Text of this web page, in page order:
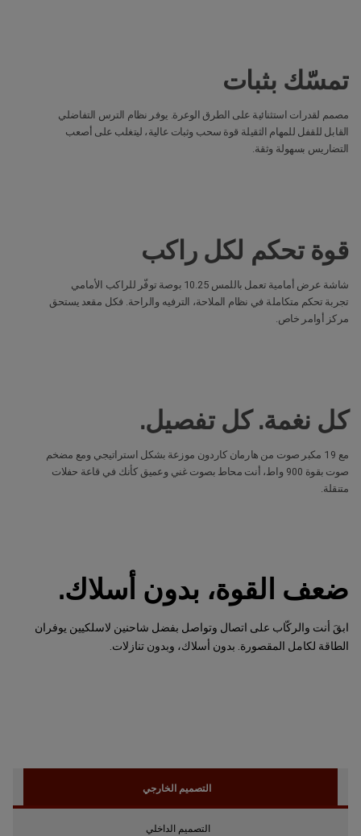
تمسّك بثبات
مصمم لقدرات استثنائية على الطرق الوعرة. يوفر نظام الترس التفاضلي
القابل للقفل للمهام الثقيلة قوة سحب وثبات عالية، ليتغلب على أصعب
التضاريس بسهولة وثقة.
قوة تحكم لكل راكب
شاشة عرض أمامية تعمل باللمس 10.25 بوصة توفّر للراكب الأمامي
تجربة تحكم متكاملة في نظام الملاحة، الترفيه والراحة. فكل مقعد يستحق
مركز أوامر خاص.
كل نغمة. كل تفصيل.
مع 19 مكبر صوت من هارمان كاردون موزعة بشكل استراتيجي ومع مضخم
صوت بقوة 900 واط، أنت محاط بصوت غني وعميق كأنك في قاعة حفلات
متنقلة.
ضعف القوة، بدون أسلاك.
ابقَ أنت والركّاب على اتصال وتواصل بفضل شاحنين لاسلكيين يوفران
الطاقة لكامل المقصورة. بدون أسلاك، وبدون تنازلات.
التصميم الخارجي
التصميم الداخلي